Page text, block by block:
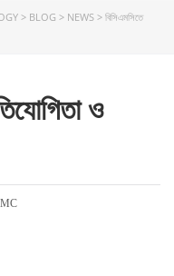
> BLOG > NEWS > বিসিএমসিতে
ও